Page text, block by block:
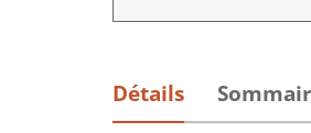
Détails